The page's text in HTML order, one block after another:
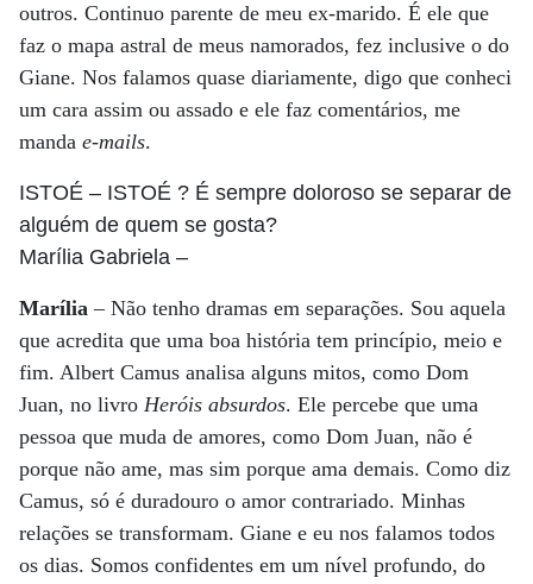
outros. Continuo parente de meu ex-marido. É ele que
faz o mapa astral de meus namorados, fez inclusive o do
Giane. Nos falamos quase diariamente, digo que conheci
um cara assim ou assado e ele faz comentários, me
manda e-mails.
ISTOÉ – ISTOÉ ? É sempre doloroso se separar de
alguém de quem se gosta?
Marília Gabriela –
Marília – Não tenho dramas em separações. Sou aquela
que acredita que uma boa história tem princípio, meio e
fim. Albert Camus analisa alguns mitos, como Dom
Juan, no livro Heróis absurdos. Ele percebe que uma
pessoa que muda de amores, como Dom Juan, não é
porque não ame, mas sim porque ama demais. Como diz
Camus, só é duradouro o amor contrariado. Minhas
relações se transformam. Giane e eu nos falamos todos
os dias. Somos confidentes em um nível profundo, do